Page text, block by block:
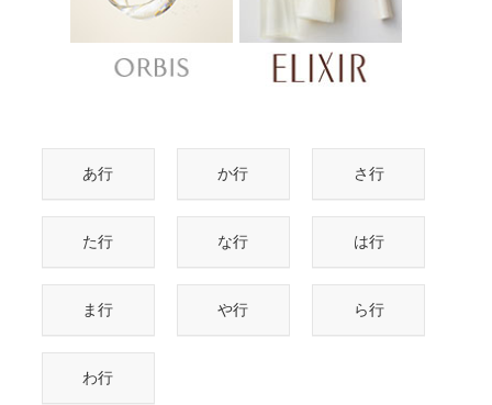
あ行 か行 さ行
た行 な行 は行
ま行 や行 ら行
わ行